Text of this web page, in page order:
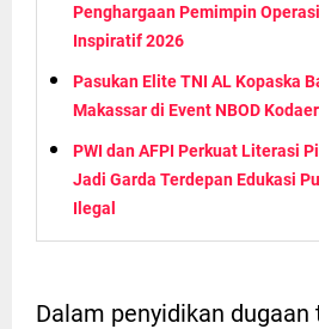
Penghargaan Pemimpin
Inspiratif 2026
Pasukan Elite TNI AL Kopaska
Makassar di Event NBOD
PWI dan AFPI Perkuat Literasi
Jadi Garda Terdepan Edukasi
Ilegal
Dalam penyidikan dugaan